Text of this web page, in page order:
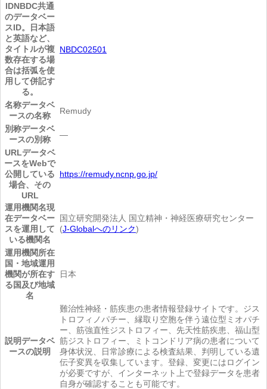
IDNBDC共通
のデータベー
スID。日本語
と英語など、
タイトルが複
数存在する場
合は括弧を使
用して併記す
る。
NBDC02501
名称データベ
ースの名称
Remudy
別称データベ
ースの別称
―
URLデータベ
ースをWebで
公開している
場合、その
URL
https://remudy.ncnp.go.jp/
運用機関名現
在データベー
スを運用して
いる機関名
国立研究開発法人 国立精神・神経医療研究センター
(J-Globalへのリンク)
運用機関所在
国・地域運用
機関が所在す
る国及び地域
名
日本
説明データベ
ースの説明
難治性神経・筋疾患の患者情報登録サイトです。ジス
トロフィノパチー、縁取り空胞を伴う遠位型ミオパチ
ー、筋強直性ジストロフィー、先天性筋疾患、福山型
筋ジストロフィー、ミトコンドリア病の患者について
身体状況、日常診療による検査結果、判明している遺
伝子変異を収集しています。登録、変更にはログイン
が必要ですが、インターネット上で登録データを患者
自身が確認することも可能です。